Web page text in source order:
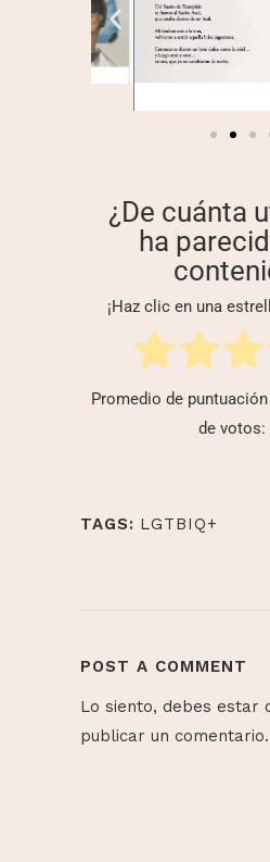
¿De cuánta
ha
¡Haz clic en una
Promedio de puntuación
de votos:
TAGS: LGTBIQ+
POST A COMMENT
Lo siento, debes estar
publicar un comentario.